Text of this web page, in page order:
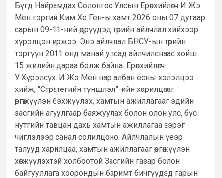
Бүгд Найрамдах Солонгос Улсын Ерөнхийлөгч И Жэ
Мён гэргий Ким Хе Гён-ы хамт 2026 оны 07 дугаар
сарын 09-11-ний өдрүүдэд төрийн айлчлал хийхээр
хүрэлцэн иржээ. Энэ айлчлал БНСУ-ын төрийн
тэргүүн 2011 онд манай улсад айлчилснаас хойш
15 жилийн дараа болж байна. Ерөнхийлөгч
У.Хүрэлсүх, И Жэ Мён нар албан ёсны хэлэлцээ
хийж, “Стратегийн түншлэл”-ийн харилцааг
өргөжүүлэн бэхжүүлэх, хамтын ажиллагааг эдийн
засгийн агуулгаар баяжуулах болон олон улс, бүс
нутгийн тавцан дахь хамтын ажиллагаа зэрэг
чиглэлээр санал солилцоно. Айлчлалын үеэр
талууд харилцаа, хамтын ажиллагааг өргөжүүлэн
хөгжүүлэхтэй холбоотой Засгийн газар болон
байгууллага хоорондын баримт бичгүүдэд гарын